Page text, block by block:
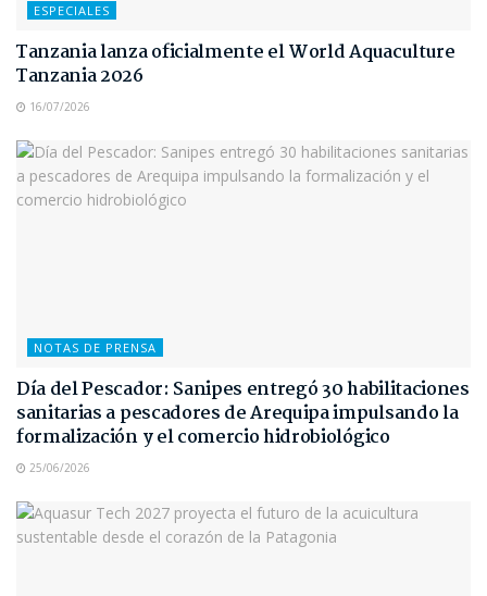
ESPECIALES
Tanzania lanza oficialmente el World Aquaculture
Tanzania 2026
16/07/2026
NOTAS DE PRENSA
Día del Pescador: Sanipes entregó 30 habilitaciones
sanitarias a pescadores de Arequipa impulsando la
formalización y el comercio hidrobiológico
25/06/2026